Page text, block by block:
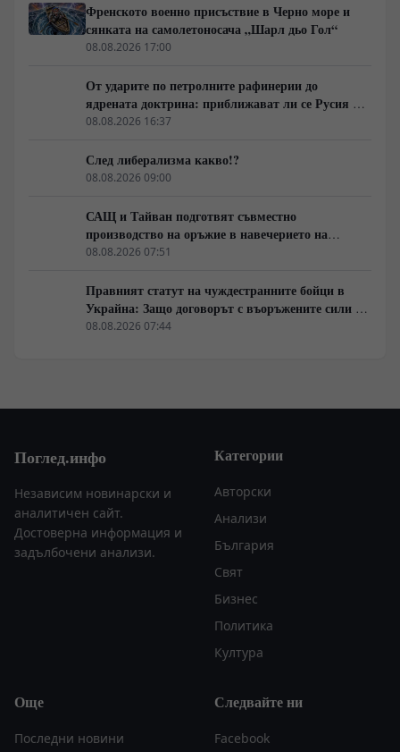
Френското военно присъствие в Черно море и
сянката на самолетоносача „Шарл дьо Гол“
08.08.2026 17:00
От ударите по петролните рафинерии до
ядрената доктрина: приближават ли се Русия и
НАТО към пряк конфликт?
08.08.2026 16:37
След либерализма какво!?
08.08.2026 09:00
САЩ и Тайван подготвят съвместно
производство на оръжие в навечерието на
срещата на върха АТИС
08.08.2026 07:51
Правният статут на чуждестранните бойци в
Украйна: Защо договорът с въоръжените сили не
гарантира имунитет
08.08.2026 07:44
Поглед.инфо
Независим новинарски и
аналитичен сайт.
Достоверна информация и
задълбочени анализи.
Категории
Авторски
Анализи
България
Свят
Бизнес
Политика
Култура
Още
Последни новини
Следвайте ни
Facebook